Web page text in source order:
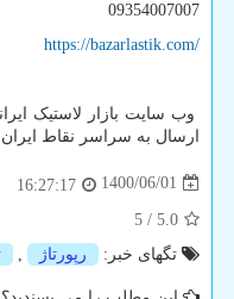
09354007007
https://bazarlastik.com/
وب سایت بازار لاستیک
ارسال به سراسر نقاط
1400/06/01
16:27:17
5.0
/
5
تگهای خبر:
رپورتاژ